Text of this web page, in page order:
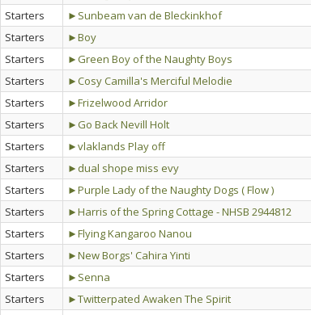
Starters
►Sunbeam van de Bleckinkhof
Starters
►Boy
Starters
►Green Boy of the Naughty Boys
Starters
►Cosy Camilla's Merciful Melodie
Starters
►Frizelwood Arridor
Starters
►Go Back Nevill Holt
Starters
►vlaklands Play off
Starters
►dual shope miss evy
Starters
►Purple Lady of the Naughty Dogs ( Flow )
Starters
►Harris of the Spring Cottage - NHSB 2944812
Starters
►Flying Kangaroo Nanou
Starters
►New Borgs' Cahira Yinti
Starters
►Senna
Starters
►Twitterpated Awaken The Spirit